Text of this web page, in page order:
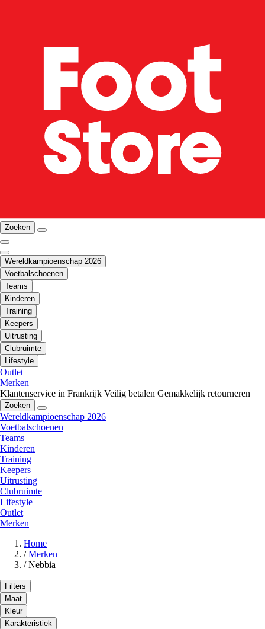
Zoeken
Wereldkampioenschap 2026
Voetbalschoenen
Teams
Kinderen
Training
Keepers
Uitrusting
Clubruimte
Lifestyle
Outlet
Merken
Klantenservice in Frankrijk Veilig betalen Gemakkelijk retourneren
Zoeken
Wereldkampioenschap 2026
Voetbalschoenen
Teams
Kinderen
Training
Keepers
Uitrusting
Clubruimte
Lifestyle
Outlet
Merken
Home
/ Merken
/ Nebbia
Filters
Maat
Kleur
Karakteristiek